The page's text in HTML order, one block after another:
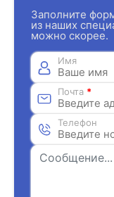
Заполните
из наших
можно скорее.
Имя
Почта *
Телефон